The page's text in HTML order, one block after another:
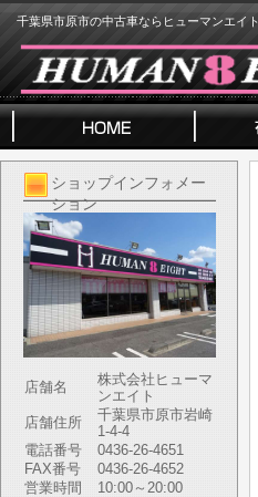
千葉県市原市の中古車ならヒューマンエイト
ショップインフォメー
ション
店舗名
株式会社ヒューマ
ンエイト
店舗住所
千葉県市原市岩崎
1-4-4
電話番号
0436-26-4651
FAX番号
0436-26-4652
営業時間
10:00～20:00